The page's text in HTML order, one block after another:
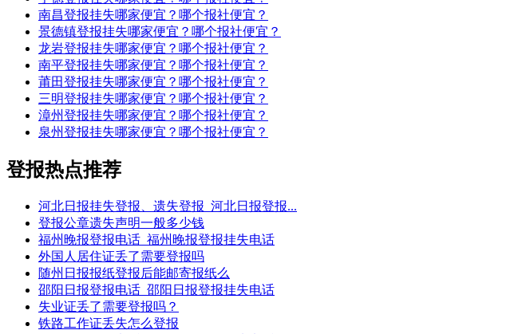
南昌登报挂失哪家便宜？哪个报社便宜？
景德镇登报挂失哪家便宜？哪个报社便宜？
龙岩登报挂失哪家便宜？哪个报社便宜？
南平登报挂失哪家便宜？哪个报社便宜？
莆田登报挂失哪家便宜？哪个报社便宜？
三明登报挂失哪家便宜？哪个报社便宜？
漳州登报挂失哪家便宜？哪个报社便宜？
泉州登报挂失哪家便宜？哪个报社便宜？
登报热点推荐
河北日报挂失登报、遗失登报_河北日报登报...
登报公章遗失声明一般多少钱
福州晚报登报电话_福州晚报登报挂失电话
外国人居住证丢了需要登报吗
随州日报报纸登报后能邮寄报纸么
邵阳日报登报电话_邵阳日报登报挂失电话
失业证丢了需要登报吗？
铁路工作证丢失怎么登报